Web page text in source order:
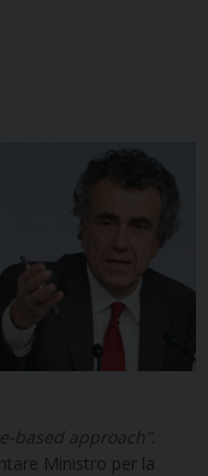
based approach”.
Ministro per la